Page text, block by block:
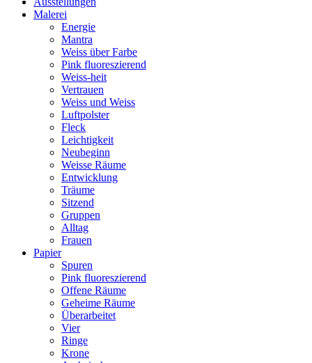
Malerei
Energie
Mantra
Weiss über Farbe
Pink fluoreszierend
Weiss-heit
Vertrauen
Weiss und Weiss
Luftpolster
Fleck
Leichtigkeit
Neubeginn
Weisse Räume
Entwicklung
Träume
Sitzend
Gruppen
Alltag
Frauen
Papier
Spuren
Pink fluoreszierend
Offene Räume
Geheime Räume
Überarbeitet
Vier
Ringe
Krone